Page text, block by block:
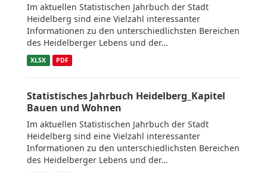
Im aktuellen Statistischen Jahrbuch der Stadt
Heidelberg sind eine Vielzahl interessanter
Informationen zu den unterschiedlichsten Bereichen
des Heidelberger Lebens und der...
XLSX PDF
Statistisches Jahrbuch Heidelberg_Kapitel
Bauen und Wohnen
Im aktuellen Statistischen Jahrbuch der Stadt
Heidelberg sind eine Vielzahl interessanter
Informationen zu den unterschiedlichsten Bereichen
des Heidelberger Lebens und der...